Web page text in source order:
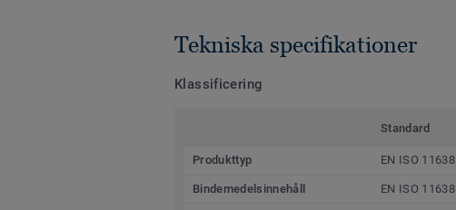
Tekniska specifikationer
Klassificering
Standard
Produkttyp EN ISO 11638
Bindemedelsinnehåll EN ISO 11638